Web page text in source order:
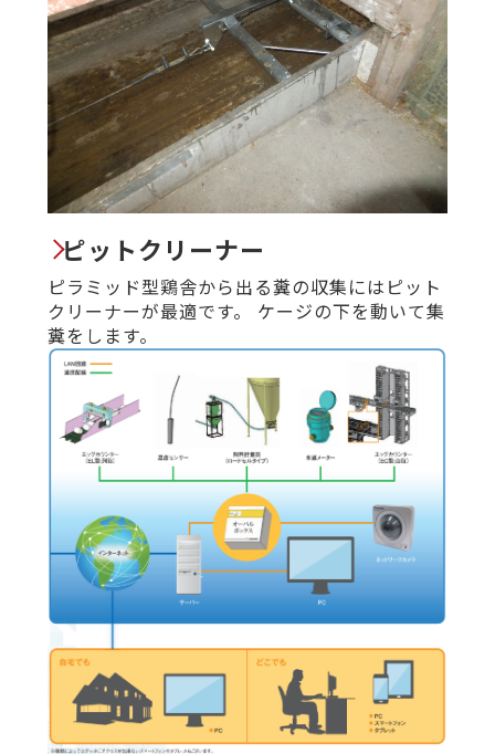
ピットクリーナー
ピラミッド型鶏舎から出る糞の収集にはピット
クリーナーが最適です。 ケージの下を動いて集
糞をします。